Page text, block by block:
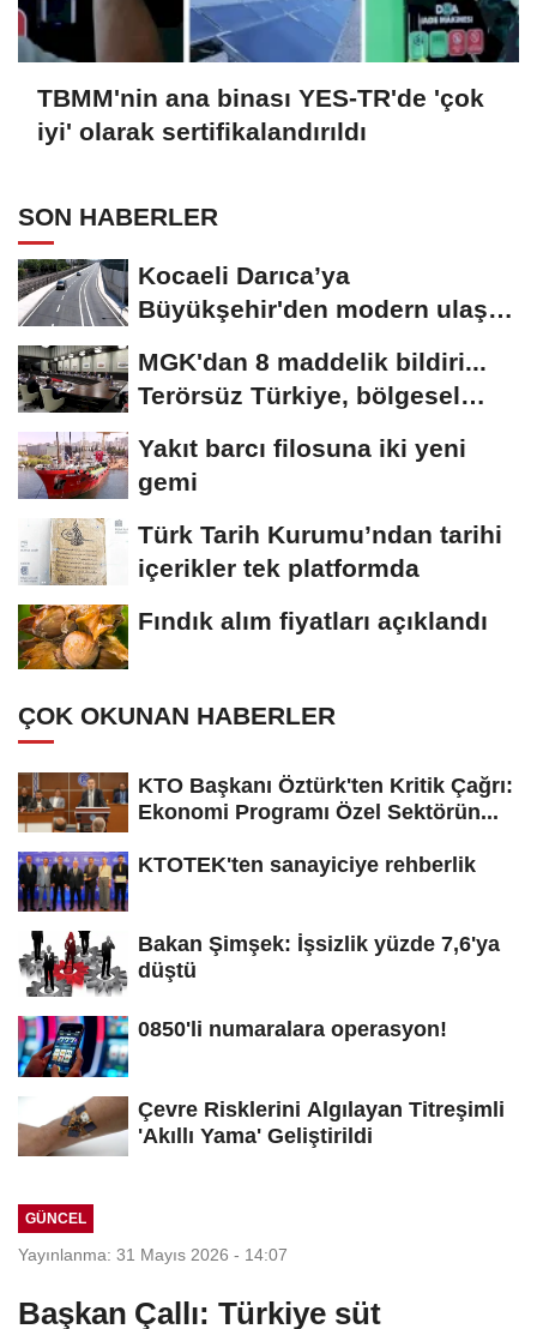
TBMM'nin ana binası YES-TR'de 'çok
iyi' olarak sertifikalandırıldı
SON HABERLER
Kocaeli Darıca’ya
Büyükşehir'den modern ulaşım
MGK'dan 8 maddelik bildiri...
Terörsüz Türkiye, bölgesel
Yakıt barcı filosuna iki yeni
gemi
Türk Tarih Kurumu’ndan tarihi
içerikler tek platformda
Fındık alım fiyatları açıklandı
ÇOK OKUNAN HABERLER
KTO Başkanı Öztürk'ten Kritik Çağrı:
Ekonomi Programı Özel Sektörün...
KTOTEK'ten sanayiciye rehberlik
Bakan Şimşek: İşsizlik yüzde 7,6'ya
düştü
0850'li numaralara operasyon!
Çevre Risklerini Algılayan Titreşimli
'Akıllı Yama' Geliştirildi
GÜNCEL
Yayınlanma: 31 Mayıs 2026 - 14:07
Başkan Çallı: Türkiye süt